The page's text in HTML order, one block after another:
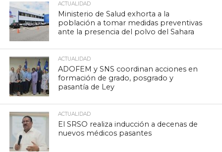
ACTUALIDAD
Ministerio de Salud exhorta a la
población a tomar medidas preventivas
ante la presencia del polvo del Sahara
ACTUALIDAD
ADOFEM y SNS coordinan acciones en
formación de grado, posgrado y
pasantía de Ley
ACTUALIDAD
El SRSO realiza inducción a decenas de
nuevos médicos pasantes